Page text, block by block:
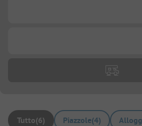
Tutto(6) Piazzole(4)